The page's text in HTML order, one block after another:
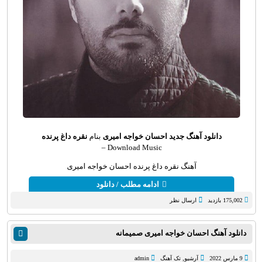
دانلود آهنگ جدید احسان خواجه امیری بنام نقره داغ پرنده
Download Music –
آهنگ نقره داغ پرنده احسان خواجه امیری
ادامه مطلب / دانلود
175,002 بازدید ارسال نظر
دانلود آهنگ احسان خواجه امیری صمیمانه
9 مارس 2022 آرشیو, تک آهنگ admin